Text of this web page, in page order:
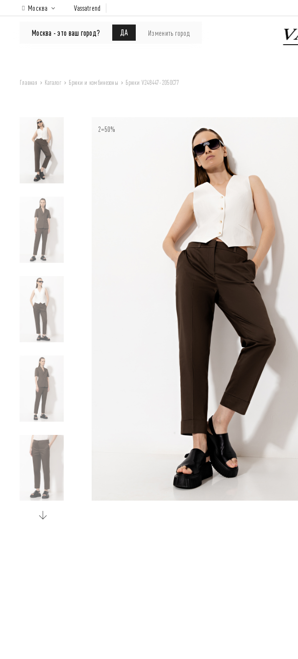
Москва
Москва - это ваш город? ДА Изменить город
Vassatrend
КАТАЛОГ Покупателям
Главная Каталог Брюки и комбинезоны Брюки V248447-2050C77
2=50%